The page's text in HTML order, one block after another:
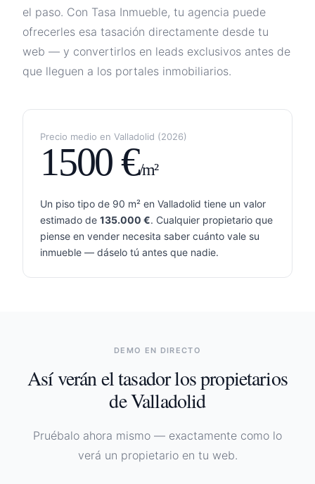
el paso. Con Tasa Inmueble, tu agencia puede
ofrecerles esa tasación directamente desde tu
web — y convertirlos en leads exclusivos antes de
que lleguen a los portales inmobiliarios.
Precio medio en Valladolid (2026)
1500€/m²
Un piso tipo de 90 m² en Valladolid tiene un valor
estimado de 135.000 €. Cualquier propietario que
piense en vender necesita saber cuánto vale su
inmueble — dáselo tú antes que nadie.
DEMO EN DIRECTO
Así verán el tasador los propietarios
deValladolid
Pruébalo ahora mismo — exactamente como lo
verá un propietario en tu web.